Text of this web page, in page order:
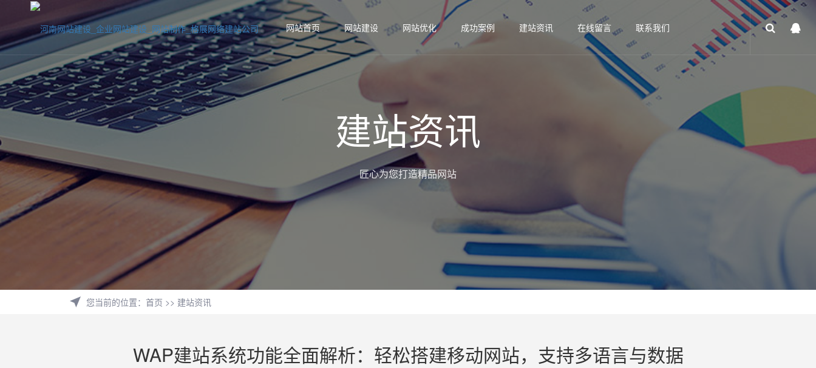
网站首页 网站建设 网站优化 成功案例 建站资讯 在线留言 联系我们
建站资讯
匠心为您打造精品网站
您当前的位置： 首页 >> 建站资讯
WAP建站系统功能全面解析：轻松搭建移动网站，支持多语言与数据